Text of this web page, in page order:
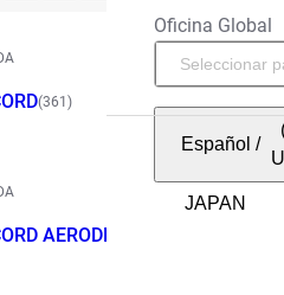
Oficina Global
Español /
(361)
AERODECK